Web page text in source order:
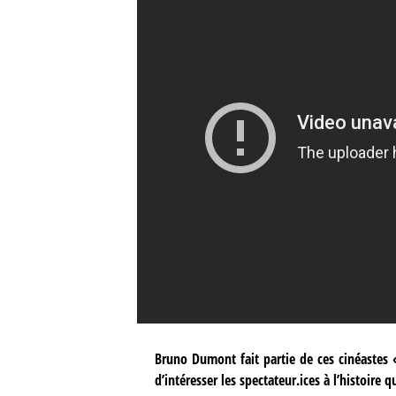
Bruno Dumont fait partie de ces
d’intéresser les spectateur.ices à l’histoire